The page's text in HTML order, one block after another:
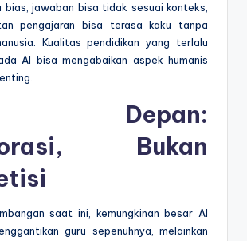
bias, jawaban bisa tidak sesuai konteks,
pengajaran bisa terasa kaku tanpa
Kualitas pendidikan yang terlalu
AI bisa mengabaikan aspek humanis
Depan:
Bukan
saat ini, kemungkinan besar AI
guru sepenuhnya, melainkan